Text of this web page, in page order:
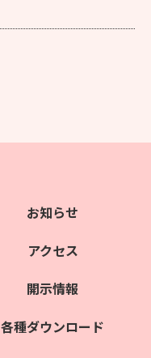
お知らせ
アクセス
開示情報
各種ダウンロード